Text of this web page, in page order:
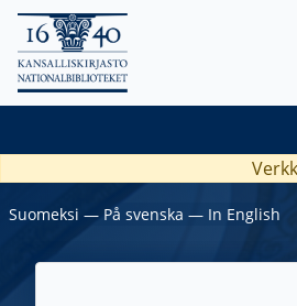
Suomeksi ― På svenska ― In English